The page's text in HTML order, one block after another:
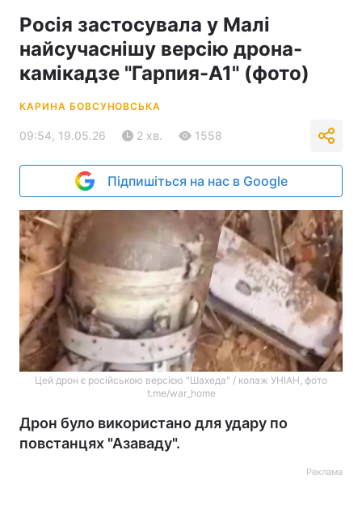
Росія застосувала у Малі
найсучаснішу версію дрона-
камікадзе "Гарпия-А1" (фото)
КАРИНА БОВСУНОВСЬКА
09:54, 19.05.26 2 хв. 1558
Підпишіться на нас в Google
Цей дрон є російською версією "Шахеда" / колаж УНІАН, фото
t.me/war_home
Дрон було використано для удару по
повстанцях "Азаваду".
Реклама